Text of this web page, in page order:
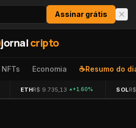
Assinar grátis
jornalcripto
NFTs Economia ☕Resumo do
ETHR$ 9.735,13 +1.60% SOL